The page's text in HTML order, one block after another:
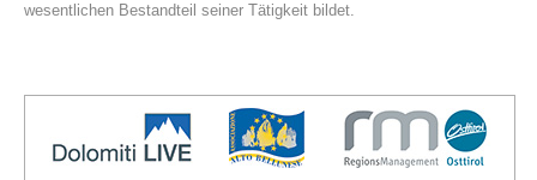
wesentlichen Bestandteil seiner Tätigkeit bildet.